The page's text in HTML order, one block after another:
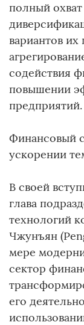
полный
вариантов
содействия
повышении
предприятий.
Финансовый
ускорении
В своей
глава
технологий
Чжунъян
мере
сектор
его